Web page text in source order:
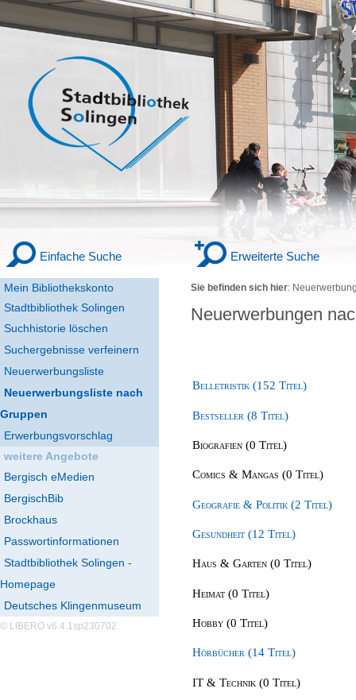
Mein Bibliothekskonto
Stadtbibliothek Solingen
Einfache Suche Erweiterte Suche
Suchhistorie löschen
Suchergebnisse verfeinern
Neuerwerbungsliste
Neuerwerbungsliste nach
Gruppen
Erwerbungsvorschlag
weitere Angebote
Bergisch eMedien
BergischBib
Brockhaus
Passwortinformationen
Stadtbibliothek Solingen -
Homepage
Deutsches Klingenmuseum
© LIBERO v6.4.1sp230702
Sie befinden sich hier:
Neuerwerbungen
Belletristik (152 Titel)
Bestseller (8 Titel)
Biografien (0 Titel)
Comics & Mangas (0 Titel)
Geografie & Politik (2 Titel)
Gesundheit (12 Titel)
Haus & Garten (0 Titel)
Heimat (0 Titel)
Hobby (0 Titel)
Hörbücher (14 Titel)
IT & Technik (0 Titel)